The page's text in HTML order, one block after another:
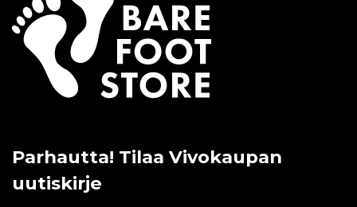
Parhautta! Tilaa Vivokaupan
uutiskirje